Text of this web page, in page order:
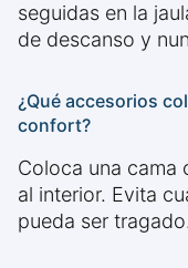
seguidas en la
de descanso y
¿Qué accesorios
confort?
Coloca una cama
al interior. Evita
pueda ser